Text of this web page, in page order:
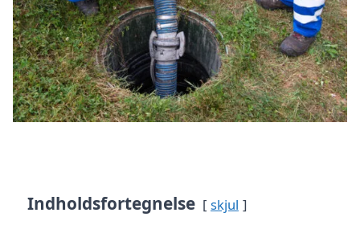
Indholdsfortegnelse skjul